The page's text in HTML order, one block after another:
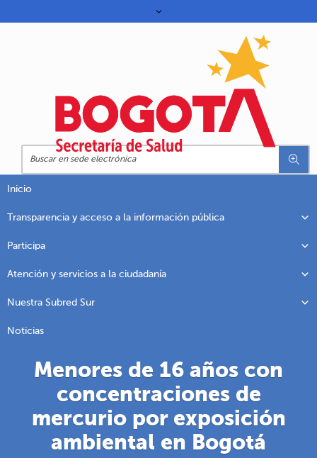
Inicio
Transparencia y acceso a la información pública
Participa
Atención y servicios a la ciudadanía
Nuestra Subred Sur
Noticias
Menores de 16 años con
concentraciones de
mercurio por exposición
ambiental en Bogotá